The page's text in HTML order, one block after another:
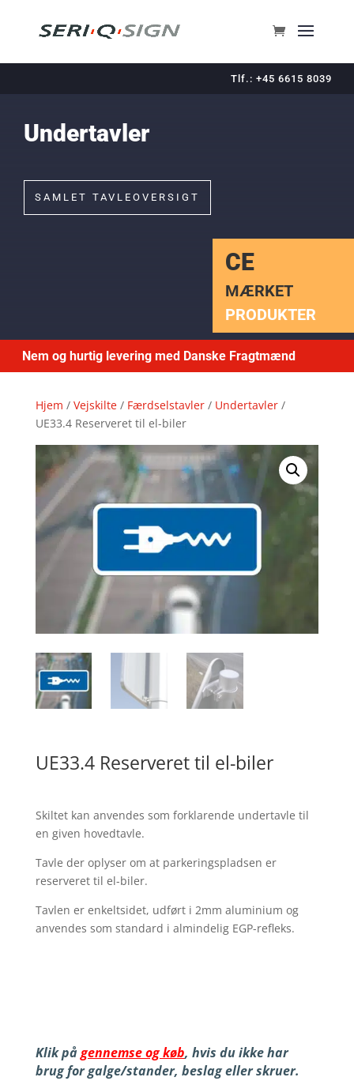
Tlf.: +45 6615 8039
Undertavler
SAMLET TAVLEOVERSIGT
CE
MÆRKET
PRODUKTER
Nem og hurtig levering med Danske Fragtmænd
Hjem / Vejskilte/ Færdselstavler/ Undertavler/
UE33.4 Reserveret til el-biler
UE33.4 Reserveret til el-biler
Skiltet kan anvendes som forklarende undertavle til
en given hovedtavle.
Tavle der oplyser om at parkeringspladsen er
reserveret til el-biler.
Tavlen er enkeltsidet, udført i 2mm aluminium og
anvendes som standard i almindelig EGP-refleks.
Klik pågennemse og køb, hvis du ikke har
brug for galge/stander, beslag eller skruer.